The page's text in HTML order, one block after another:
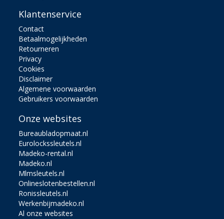
Klantenservice
Contact
Betaalmogelijkheden
Retourneren
Privacy
Cookies
Disclaimer
Algemene voorwaarden
Gebruikers voorwaarden
Onze websites
Bureaubladopmaat.nl
Eurolockssleutels.nl
Madeko-rental.nl
Madeko.nl
Mlmsleutels.nl
Onlineslotenbestellen.nl
Ronissleutels.nl
Werkenbijmadeko.nl
Al onze websites